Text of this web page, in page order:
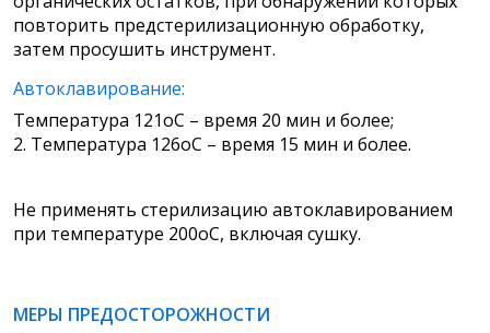
повторить предстерилизационную обработку,
затем просушить инструмент.
Автоклавирование:
Температура 121оС – время 20 мин и более;
2. Температура 126оС – время 15 мин и более.
Не применять стерилизацию автоклавированием
при температуре 200оС, включая сушку.
МЕРЫ ПРЕДОСТОРОЖНОСТИ